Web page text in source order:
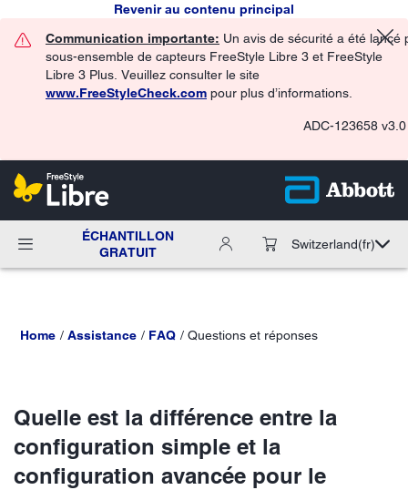
Revenir au contenu principal
Communication importante: Un avis de sécurité a été lancé
sous-ensemble de capteurs FreeStyle Libre 3 et FreeStyle
Libre 3 Plus. Veuillez consulter le site
www.FreeStyleCheck.com pour plus d’informations.
ADC-123658 v3.0
ÉCHANTILLON
GRATUIT
Switzerland(fr)
Home Assistance FAQ Questions et réponses
Quelle est la différence entre la
configuration simple et la
configuration avancée pour le